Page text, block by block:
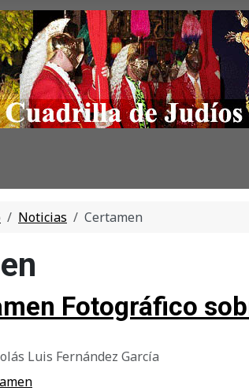
Noticias Certamen
Fotográfico
Luis Fernández García